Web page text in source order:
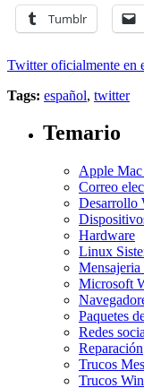
Tumblr
Twitter oficialmente en
Tags: español, twitter
Temario
Apple Mac
Correo
Desarrollo
Hardware
Linux
Mensajeria
Microsoft
Paquetes
Redes
Reparación
Trucos
Trucos